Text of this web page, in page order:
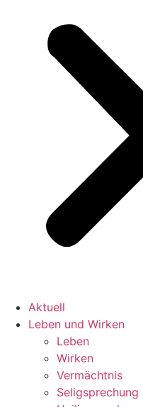
Aktuell
Leben und Wirken
Leben
Wirken
Vermächtnis
Seligsprechung